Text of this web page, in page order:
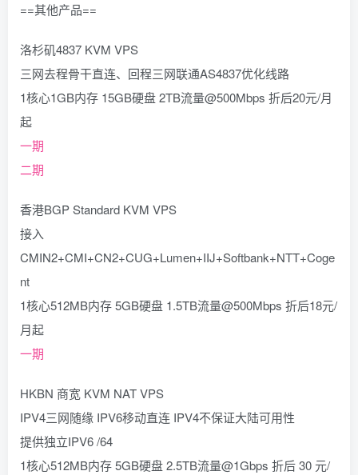
==其他产品==
洛杉矶4837 KVM VPS
三网去程骨干直连、回程三网联通AS4837优化线路
1核心1GB内存 15GB硬盘 2TB流量@500Mbps 折后20元/月
起
一期
二期
香港BGP Standard KVM VPS
接入
CMIN2+CMI+CN2+CUG+Lumen+IIJ+Softbank+NTT+Coge
nt
1核心512MB内存 5GB硬盘 1.5TB流量@500Mbps 折后18元/
月起
一期
HKBN 商宽 KVM NAT VPS
IPV4三网随缘 IPV6移动直连 IPV4不保证大陆可用性
提供独立IPV6 /64
1核心512MB内存 5GB硬盘 2.5TB流量@1Gbps 折后 30 元/